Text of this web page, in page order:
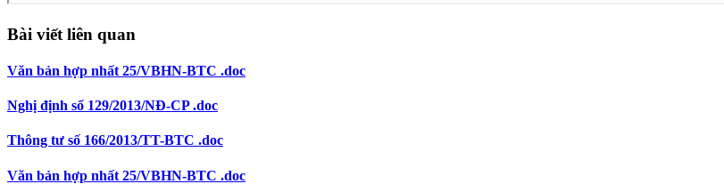
Bài viết liên quan
Văn bản hợp nhất 25/VBHN-BTC .doc
Nghị định số 129/2013/NĐ-CP .doc
Thông tư số 166/2013/TT-BTC .doc
Văn bản hợp nhất 25/VBHN-BTC .doc